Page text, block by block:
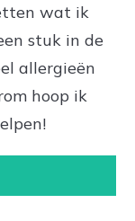
wat ik
stuk in de
allergieën
hoop ik